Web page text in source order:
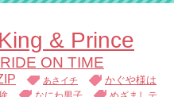
King & Prince
RIDE ON TIME
あさイチ
かぐや様は
なにわ男子